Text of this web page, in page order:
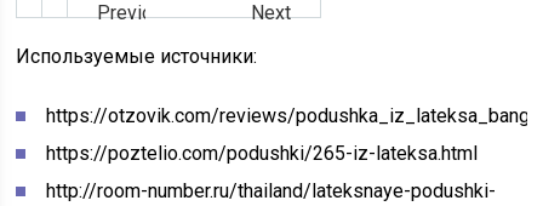
Previous
Next
Используемые источники:
https://otzovik.com/reviews/
https://poztelio.com/podushki/265-iz-lateksa.html
http://room-number.ru/thailand/lateksnaye-podushki-